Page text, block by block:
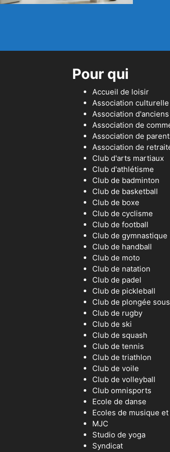
Pour qui
Accueil de loisir
Association culturelle
Association
Association de
Association de
Association de
Club d'arts martiaux
Club d'athlétisme
Club de badminton
Club de basketball
Club de boxe
Club de cyclisme
Club de football
Club de gymnastique
Club de handball
Club de moto
Club de natation
Club de padel
Club de pickleball
Club de plongée
Club de rugby
Club de ski
Club de squash
Club de tennis
Club de triathlon
Club de voile
Club de volleyball
Club omnisports
Ecole de danse
Ecoles de musique
MJC
Studio de yoga
Syndicat